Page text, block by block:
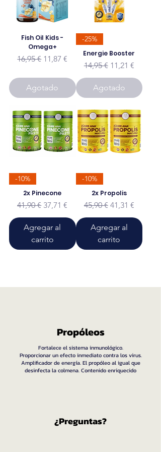
Propóleos
Fortalece el sistema inmunológico.
Proporcionar un efecto inmediato contra los virus.
Amplificador de energía. El propóleo al igual que
desinfecta la colmena. Contenido enriquecido
¿Preguntas?​
Fish Oil Kids -
Omega+
Precio
16,95 € Precio de oferta
11,87 €
Agotado
-25%
Energie Booster
Precio
14,95 € Precio de
11,21 €
Agotado
-10%
2x Pinecone
Precio
41,90 € Precio de oferta
37,71 €
Agregar al
carrito
-10%
2x Propolis
Precio
45,90 € Precio de
41,31 €
Agregar al
carrito